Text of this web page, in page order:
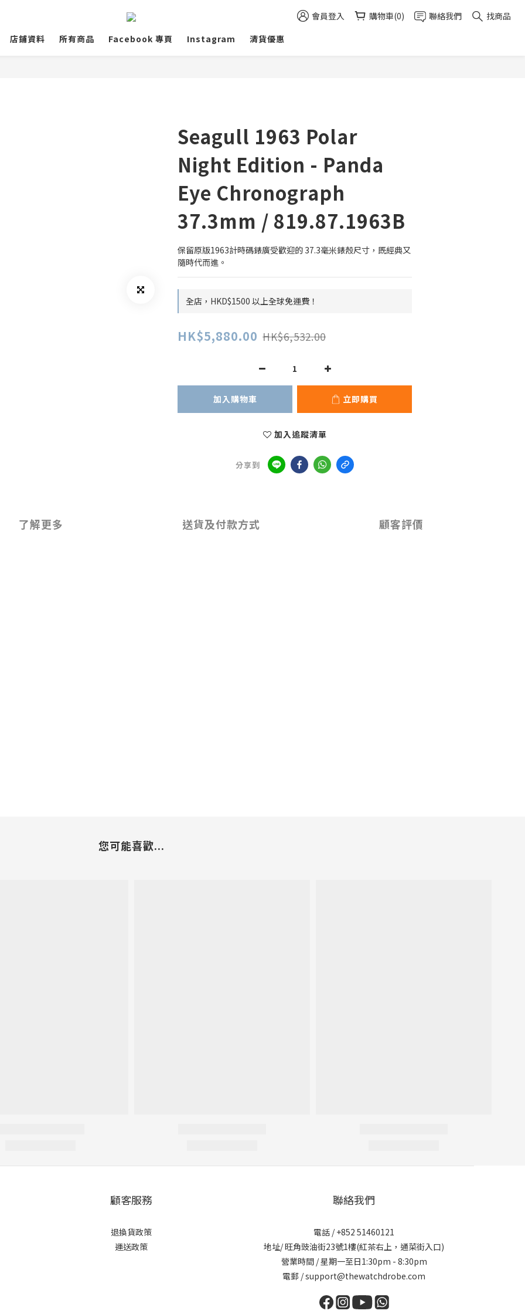
會員登入 購物車(0) 聯絡我們
找商品
店鋪資料
所有商品 Facebook 專頁 Instagram 清貨優惠
Seagull 1963 Polar
Night Edition - Panda
Eye Chronograph
37.3mm / 819.87.1963B
保留原版1963計時碼錶廣受歡迎的 37.3毫米錶殼尺寸，既經典又
隨時代而進。
全店，HKD$1500 以上全球免運費！
HK$5,880.00 HK$6,532.00
加入購物車 立即購買
加入追蹤清單
分享到
了解更多 送貨及付款方式 顧客評價
您可能喜歡...
顧客服務
退換貨政策
運送政策
聯絡我們
電話 / +852 51460121
地址/ 旺角豉油街23號1樓(紅茶右上，通菜街入口)
營業時間 / 星期一至日1:30pm - 8:30pm
電郵 / support@thewatchdrobe.com